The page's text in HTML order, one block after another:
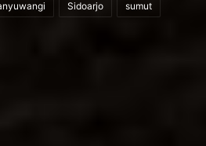
Sidoarjo sumut